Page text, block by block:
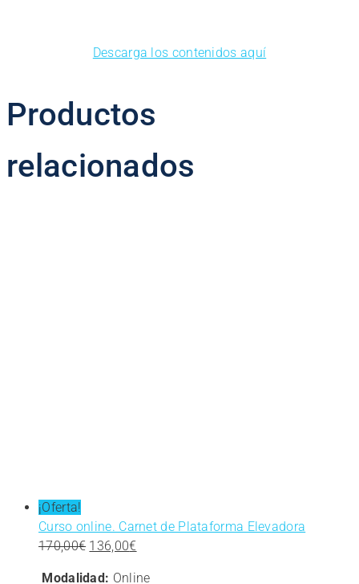
Descarga los contenidos aquí
Productos
relacionados
¡Oferta!
Curso online. Carnet de Plataforma Elevadora
170,00€ El
136,00€
Modalidad: Online